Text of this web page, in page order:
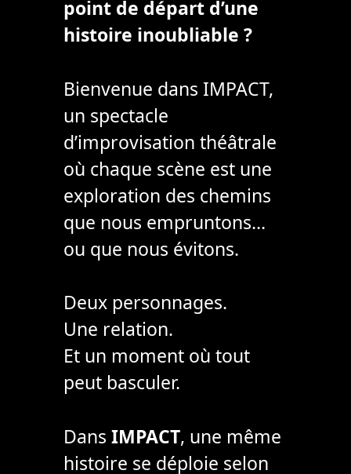
point de départ d’une
histoire inoubliable ?
Bienvenue dans IMPACT,
un spectacle
d’improvisation théâtrale
où chaque scène est une
exploration des chemins
que nous empruntons…
ou que nous évitons.
Deux personnages.
Une relation.
Et un moment où tout
peut basculer.
Dans IMPACT, une même
histoire se déploie selon